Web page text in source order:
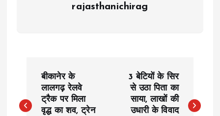
rajasthanichirag
बीकानेर के
लालगढ़ रेलवे
ट्रैक पर मिला
वृद्ध का शव, ट्रेन
3 बेटियों के सिर
से उठा पिता का
साया, लाखों की
उधारी के विवाद